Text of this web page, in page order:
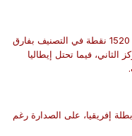
واحتل المنتخبُ الأرجنتيني المركز الأول برصيد 1520 نقطة في التصنيف بفارق
المركز الثاني، فيما تحتل إيطاليا
إفريقيا، على الصدارة رغم